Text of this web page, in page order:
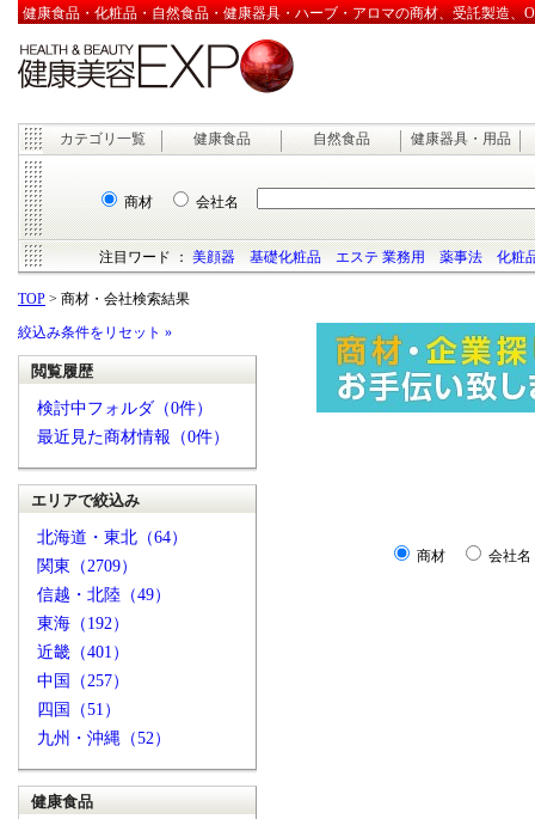
健康食品・化粧品・自然食品・健康器具・ハーブ・アロマの商材、受託製造、
カテゴリ一覧 健康食品 自然食品 健康器具・用品
商材 会社名
注目ワード ：美顔器 基礎化粧品 エステ 業務用 薬事法 化粧
TOP > 商材・会社検索結果
絞込み条件をリセット »
閲覧履歴
検討中フォルダ（0件）
最近見た商材情報（0件）
エリアで絞込み
北海道・東北（64）
関東（2709）
信越・北陸（49）
東海（192）
近畿（401）
中国（257）
四国（51）
九州・沖縄（52）
健康食品
商材 会社名